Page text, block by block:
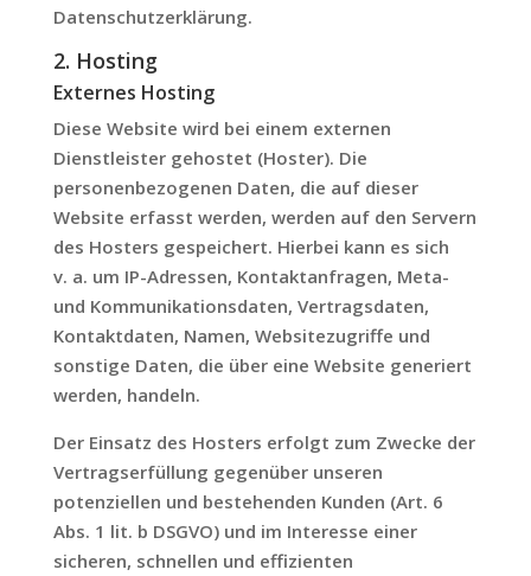
Datenschutzerklärung.
2. Hosting
Externes Hosting
Diese Website wird bei einem externen
Dienstleister gehostet (Hoster). Die
personenbezogenen Daten, die auf dieser
Website erfasst werden, werden auf den Servern
des Hosters gespeichert. Hierbei kann es sich
v. a. um IP-Adressen, Kontaktanfragen, Meta-
und Kommunikationsdaten, Vertragsdaten,
Kontaktdaten, Namen, Websitezugriffe und
sonstige Daten, die über eine Website generiert
werden, handeln.
Der Einsatz des Hosters erfolgt zum Zwecke der
Vertragserfüllung gegenüber unseren
potenziellen und bestehenden Kunden (Art. 6
Abs. 1 lit. b DSGVO) und im Interesse einer
sicheren, schnellen und effizienten